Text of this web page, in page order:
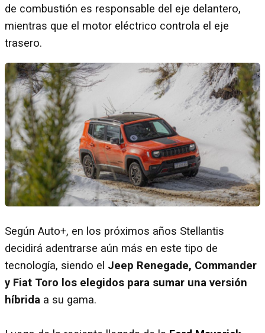
de combustión es responsable del eje delantero,
mientras que el motor eléctrico controla el eje
trasero.
Según Auto+, en los próximos años Stellantis
decidirá adentrarse aún más en este tipo de
tecnología, siendo el Jeep Renegade, Commander
y Fiat Toro los elegidos para sumar una versión
híbrida a su gama.